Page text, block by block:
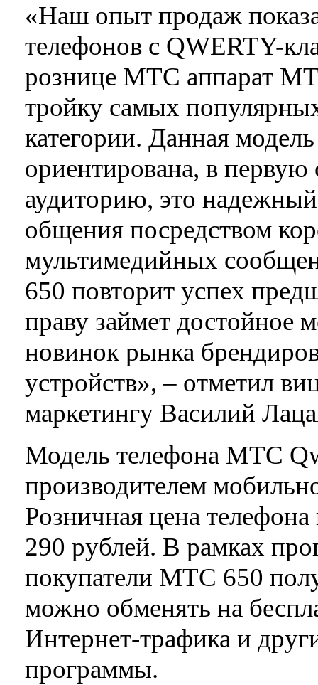
«Наш опыт продаж
телефонов с QWERTY-
рознице МТС аппарат
тройку самых
категории. Данная
ориентирована, в
аудиторию, это
общения посредством
мультимедийных
650 повторит успех
праву займет достойное
новинок рынка
устройств», – отметил
маркетингу Василий
Модель телефона МТС
производителем
Розничная цена
290 рублей. В рамках
покупатели МТС 650
можно обменять на
Интернет-трафика и
программы.